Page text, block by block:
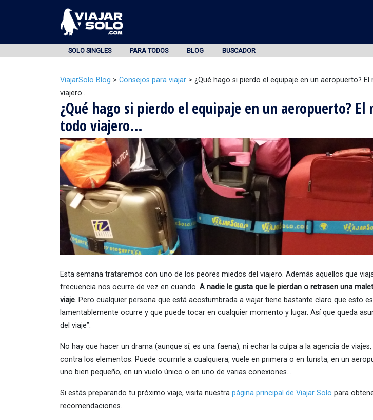
SOLO SINGLES PARA TODOS BLOG BUSCADOR
ViajarSolo Blog > Consejos para viajar > ¿Qué hago si pierdo el equipaje en un aeropuerto?
viajero…
¿Qué hago si pierdo el equipaje en un aeropuerto? El
todo viajero…
Esta semana trataremos con uno de los peores miedos del viajero. Además aquellos que
frecuencia nos ocurre de vez en cuando. A nadie le gusta que le pierdan o retrasen una
viaje. Pero cualquier persona que está acostumbrada a viajar tiene bastante claro que esto
lamentablemente ocurre y que puede tocar en cualquier momento y lugar. Así que queda
del viaje”.
No hay que hacer un drama (aunque sí, es una faena), ni echar la culpa a la agencia de
contra los elementos. Puede ocurrirle a cualquiera, vuele en primera o en turista, en un
uno bien pequeño, en un vuelo único o en uno de varias conexiones…
Si estás preparando tu próximo viaje, visita nuestra página principal de Viajar Solo para
recomendaciones.